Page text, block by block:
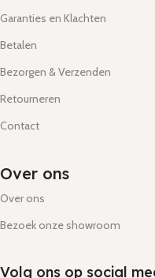
Garanties en Klachten
Betalen
Bezorgen & Verzenden
Retourneren
Contact
Over ons
Over ons
Bezoek onze showroom
Volg ons op social